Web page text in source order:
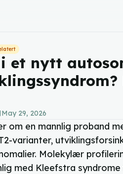
i et nytt
May 29, 2026
om en mannlig proband
varianter,
Molekylær
med Kleefstra syndrome